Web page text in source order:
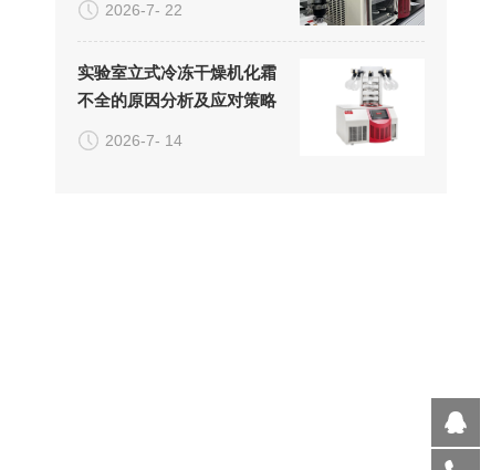
2026-7- 22
实验室立式冷冻干燥机化霜
不全的原因分析及应对策略
2026-7- 14